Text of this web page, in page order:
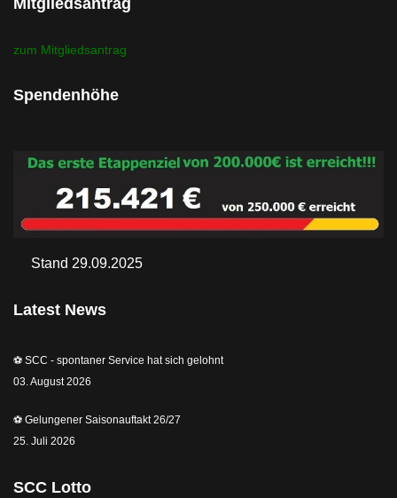
zum Mitgliedsantrag
Spendenhöhe
Stand 29.09.2025
Latest News
⚽️ SCC - spontaner Service hat sich gelohnt
03. August 2026
⚽️ Gelungener Saisonauftakt 26/27
25. Juli 2026
SCC Lotto